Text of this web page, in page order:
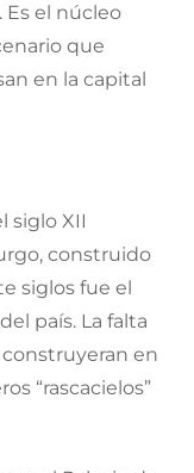
el núcleo
que
en la capital
siglo XII
construido
siglos fue el
país. La falta
construyeran en
“rascacielos”